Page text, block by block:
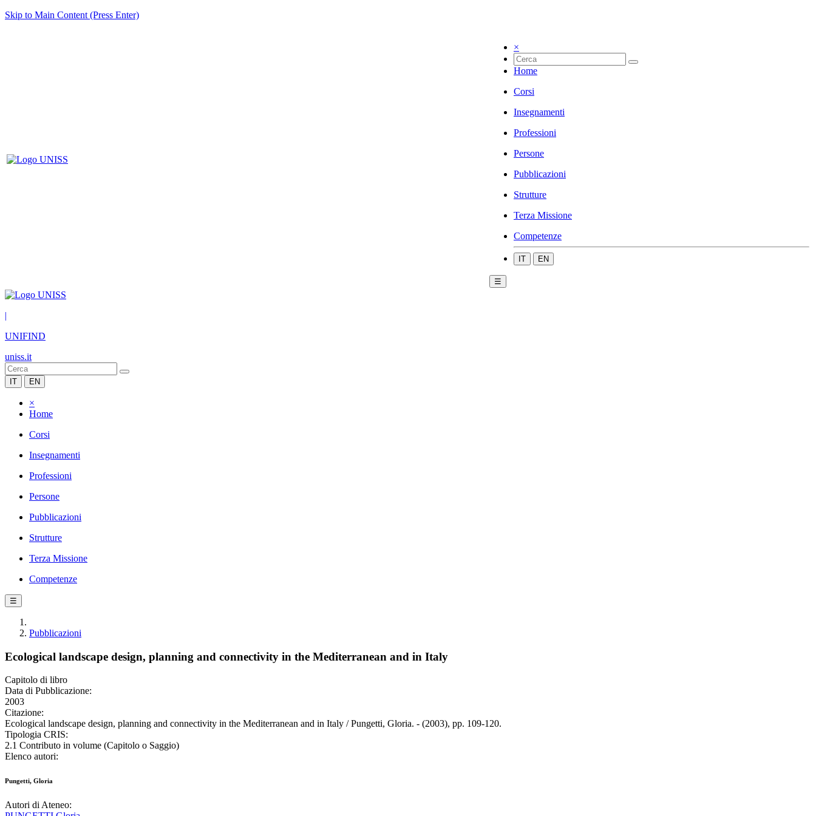
Skip to Main Content (Press Enter)
×
Home
Corsi
Insegnamenti
Professioni
Persone
Pubblicazioni
Strutture
Terza Missione
Competenze
IT EN
☰
|
UNIFIND
uniss.it
IT EN
×
Home
Corsi
Insegnamenti
Professioni
Persone
Pubblicazioni
Strutture
Terza Missione
Competenze
☰
Pubblicazioni
Ecological landscape design, planning and connectivity in the Mediterranean and in Italy
Capitolo di libro
Data di Pubblicazione:
2003
Citazione:
Ecological landscape design, planning and connectivity in the Mediterranean and in Italy / Pungetti, Gloria. - (2003), pp. 109-120.
Tipologia CRIS:
2.1 Contributo in volume (Capitolo o Saggio)
Elenco autori:
Pungetti, Gloria
Autori di Ateneo: